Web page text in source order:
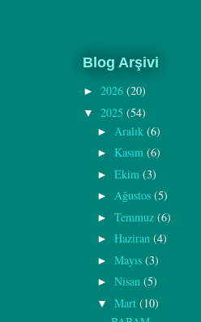
Blog Arşivi
► 2026 (20)
▼ 2025 (54)
► Aralık (6)
► Kasım (6)
► Ekim (3)
► Ağustos (5)
► Temmuz (6)
► Haziran (4)
► Mayıs (3)
► Nisan (5)
▼ Mart (10)